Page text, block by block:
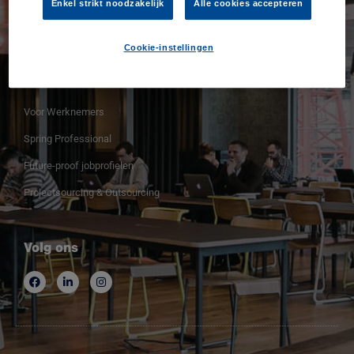
Contacteer ons
Voor Werknemers
Spring Professional
Future-proof jobprofielen
Projectsourcing & Outsourcing
Volg ons
Enkel strikt noodzakelijk Alle cookies accepteren
Cookie-instellingen